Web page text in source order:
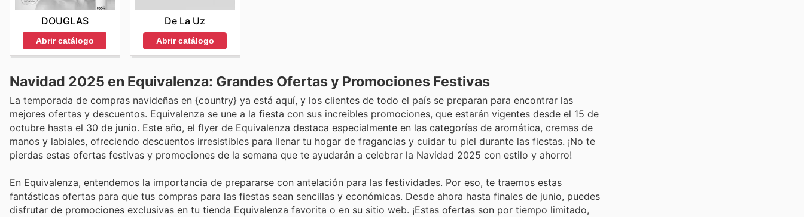
DOUGLAS
Abrir catálogo
De La Uz
Abrir catálogo
Navidad 2025 en Equivalenza: Grandes Ofertas y Promociones Festivas
La temporada de compras navideñas en {country} ya está aquí, y los clientes de todo el país se preparan para encontrar las
mejores ofertas y descuentos. Equivalenza se une a la fiesta con sus increíbles promociones, que estarán vigentes desde el 15 de
octubre hasta el 30 de junio. Este año, el flyer de Equivalenza destaca especialmente en las categorías de aromática, cremas de
manos y labiales, ofreciendo descuentos irresistibles para llenar tu hogar de fragancias y cuidar tu piel durante las fiestas. ¡No te
pierdas estas ofertas festivas y promociones de la semana que te ayudarán a celebrar la Navidad 2025 con estilo y ahorro!
En Equivalenza, entendemos la importancia de prepararse con antelación para las festividades. Por eso, te traemos estas
fantásticas ofertas para que tus compras para las fiestas sean sencillas y económicas. Desde ahora hasta finales de junio, puedes
disfrutar de promociones exclusivas en tu tienda Equivalenza favorita o en su sitio web. ¡Estas ofertas son por tiempo limitado,